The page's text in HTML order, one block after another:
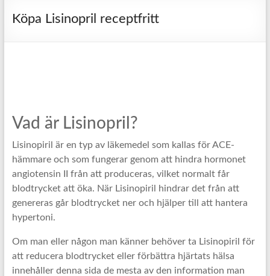
Köpa Lisinopril receptfritt
Vad är Lisinopril?
Lisinopiril är en typ av läkemedel som kallas för ACE-
hämmare och som fungerar genom att hindra hormonet
angiotensin II från att produceras, vilket normalt får
blodtrycket att öka. När Lisinopiril hindrar det från att
genereras går blodtrycket ner och hjälper till att hantera
hypertoni.
Om man eller någon man känner behöver ta Lisinopiril för
att reducera blodtrycket eller förbättra hjärtats hälsa
innehåller denna sida de mesta av den information man